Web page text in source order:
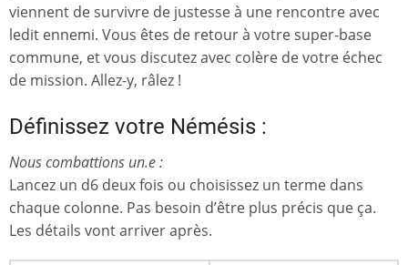
viennent de survivre de justesse à une rencontre avec
ledit ennemi. Vous êtes de retour à votre super-base
commune, et vous discutez avec colère de votre échec
de mission. Allez-y, râlez !
Définissez votre Némésis :
Nous combattions un.e :
Lancez un d6 deux fois ou choisissez un terme dans
chaque colonne. Pas besoin d’être plus précis que ça.
Les détails vont arriver après.